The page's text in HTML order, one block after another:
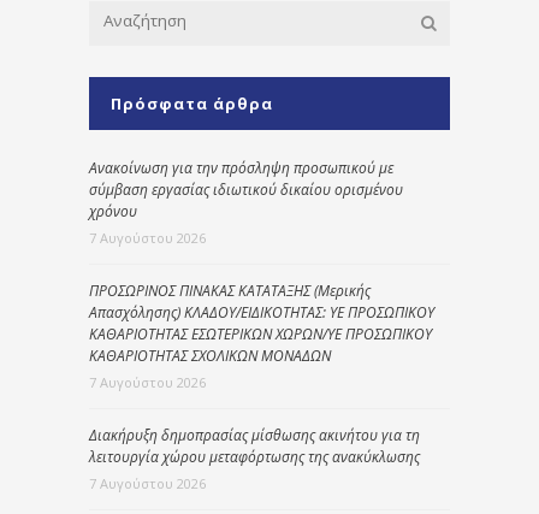
Πρόσφατα άρθρα
Ανακοίνωση για την πρόσληψη προσωπικού με
σύμβαση εργασίας ιδιωτικού δικαίου ορισμένου
χρόνου
7 Αυγούστου 2026
ΠΡΟΣΩΡΙΝΟΣ ΠΙΝΑΚΑΣ ΚΑΤΑΤΑΞΗΣ (Μερικής
Απασχόλησης) ΚΛΑΔΟΥ/ΕΙΔΙΚΟΤΗΤΑΣ: ΥΕ ΠΡΟΣΩΠΙΚΟΥ
ΚΑΘΑΡΙΟΤΗΤΑΣ ΕΣΩΤΕΡΙΚΩΝ ΧΩΡΩΝ/ΥΕ ΠΡΟΣΩΠΙΚΟΥ
ΚΑΘΑΡΙΟΤΗΤΑΣ ΣΧΟΛΙΚΩΝ ΜΟΝΑΔΩΝ
7 Αυγούστου 2026
Διακήρυξη δημοπρασίας μίσθωσης ακινήτου για τη
λειτουργία χώρου μεταφόρτωσης της ανακύκλωσης
7 Αυγούστου 2026